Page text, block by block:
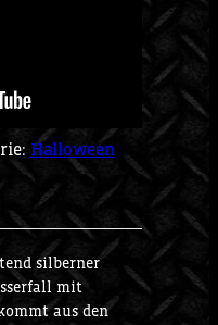
Halloween
silberner
mit
aus den